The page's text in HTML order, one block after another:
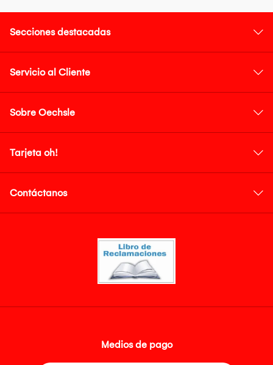
Secciones destacadas
Servicio al Cliente
Sobre Oechsle
Tarjeta oh!
Contáctanos
Medios de pago